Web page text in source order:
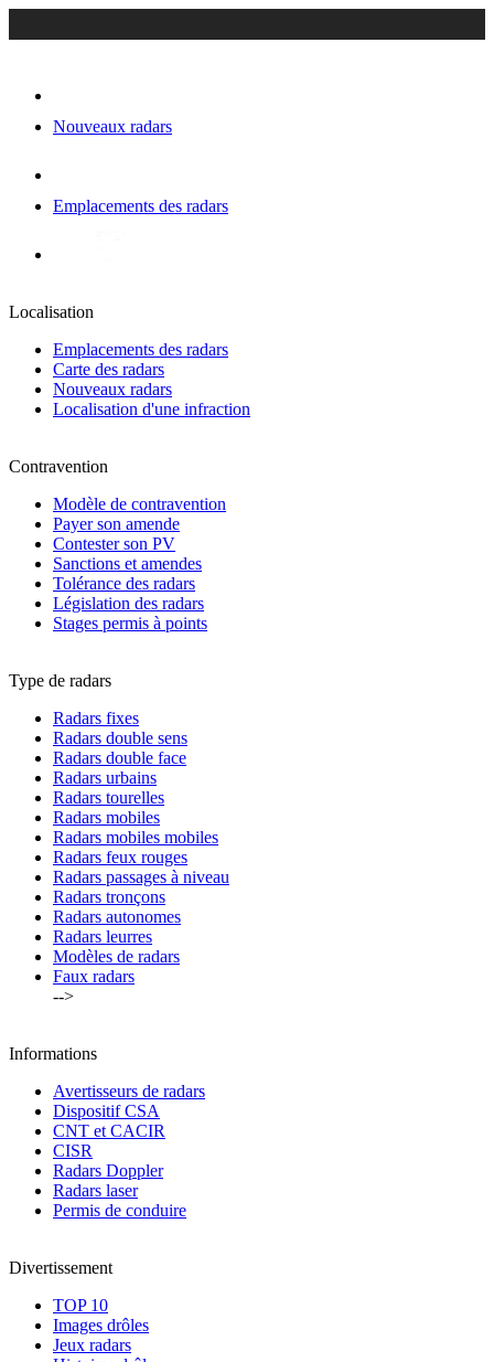
Nouveaux radars
Emplacements des radars
Localisation
Emplacements des radars
Carte des radars
Nouveaux radars
Localisation d'une infraction
Contravention
Modèle de contravention
Payer son amende
Contester son PV
Sanctions et amendes
Tolérance des radars
Législation des radars
Stages permis à points
Type de radars
Radars fixes
Radars double sens
Radars double face
Radars urbains
Radars tourelles
Radars mobiles
Radars mobiles mobiles
Radars feux rouges
Radars passages à niveau
Radars tronçons
Radars autonomes
Radars leurres
Modèles de radars
Faux radars
-->
Informations
Avertisseurs de radars
Dispositif CSA
CNT et CACIR
CISR
Radars Doppler
Radars laser
Permis de conduire
Divertissement
TOP 10
Images drôles
Jeux radars